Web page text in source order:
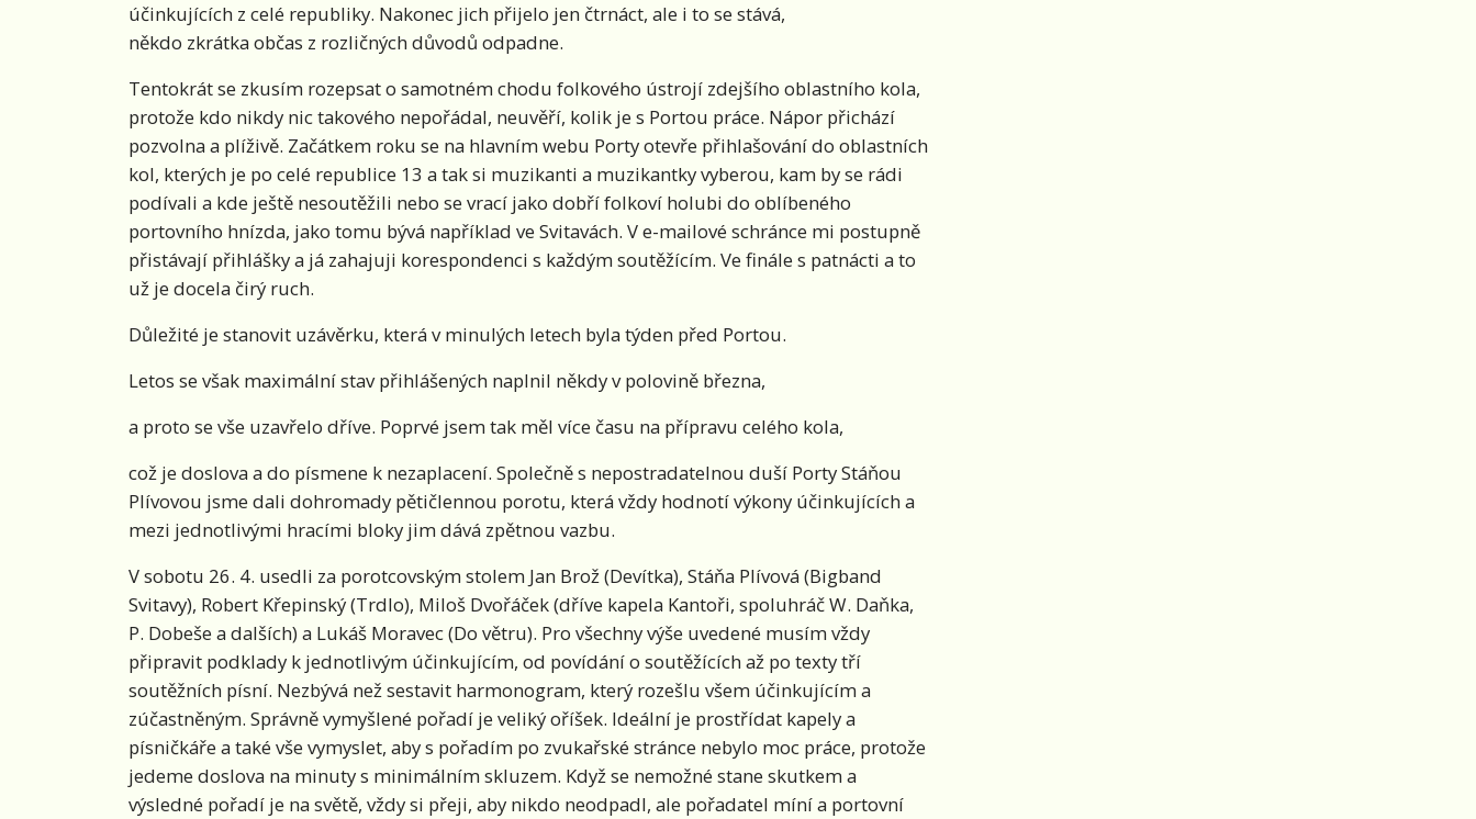
účinkujících z celé republiky. Nakonec jich přijelo jen čtrnáct, ale i to se stává,
někdo zkrátka občas z rozličných důvodů odpadne.
Tentokrát se zkusím rozepsat o samotném chodu folkového ústrojí zdejšího oblastního kola,
protože kdo nikdy nic takového nepořádal, neuvěří, kolik je s Portou práce. Nápor přichází
pozvolna a plíživě. Začátkem roku se na hlavním webu Porty otevře přihlašování do oblastních
kol, kterých je po celé republice 13 a tak si muzikanti a muzikantky vyberou, kam by se rádi
podívali a kde ještě nesoutěžili nebo se vrací jako dobří folkoví holubi do oblíbeného
portovního hnízda, jako tomu bývá například ve Svitavách. V e-mailové schránce mi postupně
přistávají přihlášky a já zahajuji korespondenci s každým soutěžícím. Ve finále s patnácti a to
už je docela čirý ruch.
Důležité je stanovit uzávěrku, která v minulých letech byla týden před Portou.
Letos se však maximální stav přihlášených naplnil někdy v polovině března,
a proto se vše uzavřelo dříve. Poprvé jsem tak měl více času na přípravu celého kola,
což je doslova a do písmene k nezaplacení. Společně s nepostradatelnou duší Porty Stáňou
Plívovou jsme dali dohromady pětičlennou porotu, která vždy hodnotí výkony účinkujících a
mezi jednotlivými hracími bloky jim dává zpětnou vazbu.
V sobotu 26. 4. usedli za porotcovským stolem Jan Brož (Devítka), Stáňa Plívová (Bigband
Svitavy), Robert Křepinský (Trdlo), Miloš Dvořáček (dříve kapela Kantoři, spoluhráč W. Daňka,
P. Dobeše a dalších) a Lukáš Moravec (Do větru). Pro všechny výše uvedené musím vždy
připravit podklady k jednotlivým účinkujícím, od povídání o soutěžících až po texty tří
soutěžních písní. Nezbývá než sestavit harmonogram, který rozešlu všem účinkujícím a
zúčastněným. Správně vymyšlené pořadí je veliký oříšek. Ideální je prostřídat kapely a
písničkáře a také vše vymyslet, aby s pořadím po zvukařské stránce nebylo moc práce, protože
jedeme doslova na minuty s minimálním skluzem. Když se nemožné stane skutkem a
výsledné pořadí je na světě, vždy si přeji, aby nikdo neodpadl, ale pořadatel míní a portovní